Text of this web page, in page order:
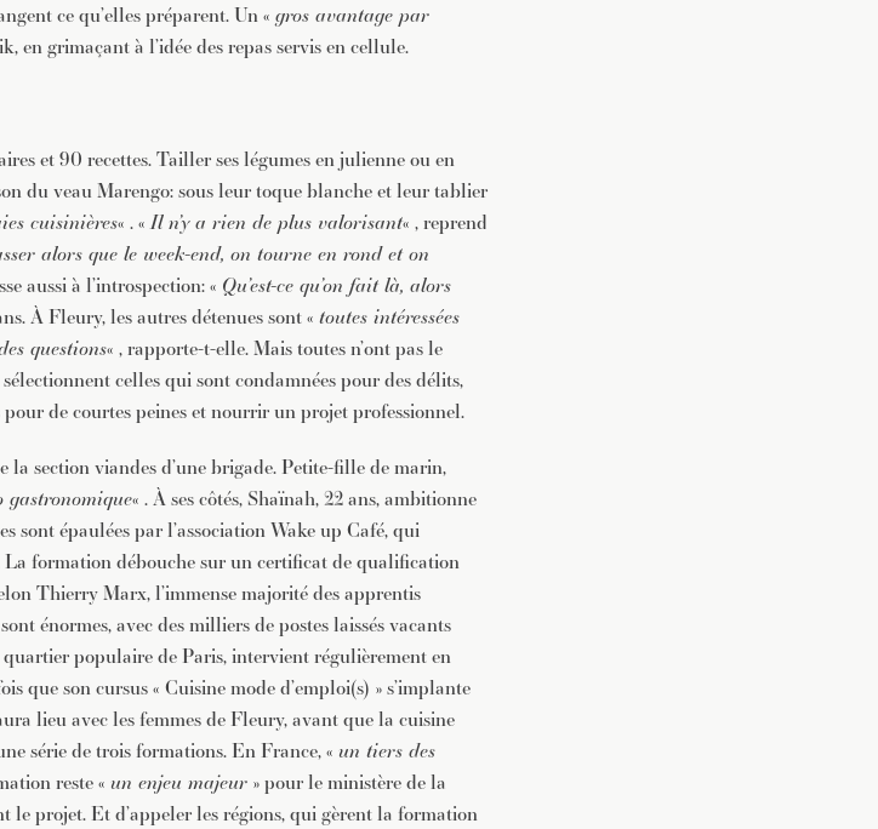
ce qu’elles préparent. Un « gros avantage par
en grimaçant à l’idée des repas servis en cellule.
et 90 recettes. Tailler ses légumes en julienne ou en
du veau Marengo: sous leur toque blanche et leur tablier
cuisinières« . «Il n’y a rien de plus valorisant« , reprend
alors que le week-end, on tourne en rond et on
aussi à l’introspection: « Qu’est-ce qu’on fait là, alors
À Fleury, les autres détenues sont « toutes intéressées
questions« , rapporte-t-elle. Mais toutes n’ont pas le
celles qui sont condamnées pour des délits,
de courtes peines et nourrir un projet professionnel.
la section viandes d’une brigade. Petite-fille de marin,
gastronomique« . À ses côtés, Shaïnah, 22 ans, ambitionne
sont épaulées par l’association Wake up Café, qui
La formation débouche sur un certificat de qualification
Thierry Marx, l’immense majorité des apprentis
énormes, avec des milliers de postes laissés vacants
populaire de Paris, intervient régulièrement en
que son cursus « Cuisine mode d’emploi(s) » s’implante
lieu avec les femmes de Fleury, avant que la cuisine
série de trois formations. En France, « un tiers des
reste « un enjeu majeur » pour le ministère de la
projet. Et d’appeler les régions, qui gèrent la formation